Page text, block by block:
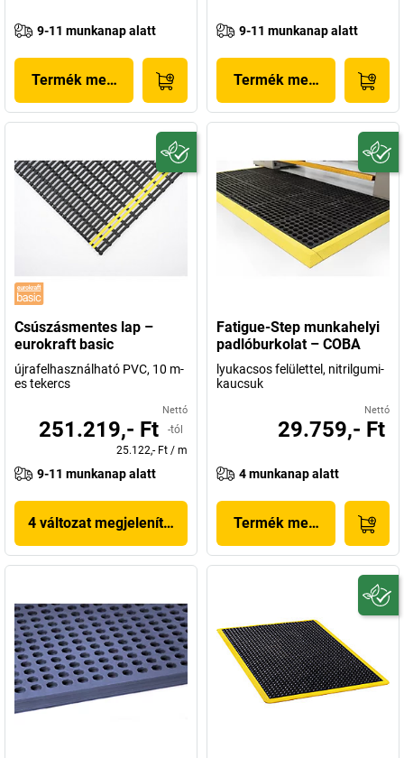
9-11 munkanap alatt
Termék megjelenítése
9-11 munkanap alatt
Termék megjelenítése
Csúszásmentes lap –
eurokraft basic
újrafelhasználható PVC, 10 m-
es tekercs
Nettó
251.219,- Ft
-tól
25.122,- Ft / m
9-11 munkanap alatt
4 változat megjelenítése
Fatigue-Step munkahelyi
padlóburkolat – COBA
lyukacsos felülettel, nitrilgumi-
kaucsuk
Nettó
29.759,- Ft
4 munkanap alatt
Termék megjelenítése